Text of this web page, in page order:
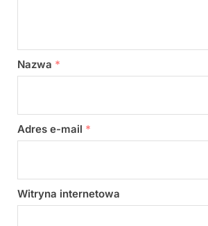
Nazwa *
Adres e-mail *
Witryna internetowa